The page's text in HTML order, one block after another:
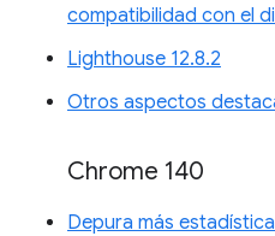
compatibilidad con el
Lighthouse 12.8.2
Otros aspectos
Chrome 140
Depura más